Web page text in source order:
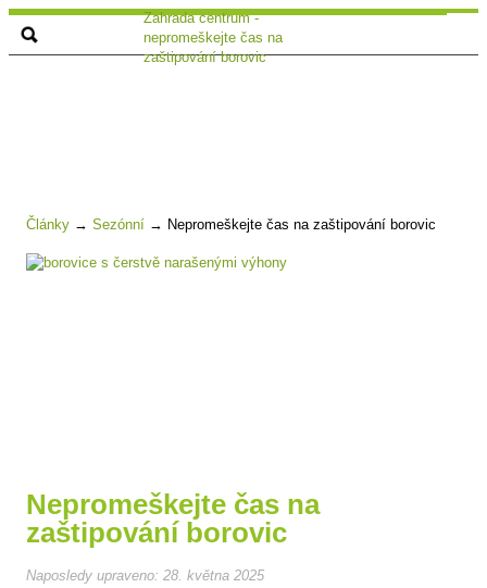
Zahrada centrum -
nepromeškejte čas na
zaštipování borovic
Články → Sezónní → Nepromeškejte čas na zaštipování borovic
Nepromeškejte čas na
zaštipování borovic
Naposledy upraveno: 28. května 2025